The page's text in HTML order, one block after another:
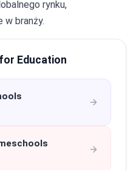
rynku,
w branży.
Education